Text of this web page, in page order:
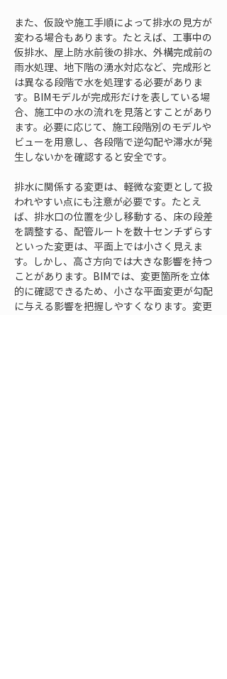
また、仮設や施工手順によって排水の見方が
変わる場合もあります。たとえば、工事中の
仮排水、屋上防水前後の排水、外構完成前の
雨水処理、地下階の湧水対応など、完成形と
は異なる段階で水を処理する必要がありま
す。BIMモデルが完成形だけを表している場
合、施工中の水の流れを見落とすことがあり
ます。必要に応じて、施工段階別のモデルや
ビューを用意し、各段階で逆勾配や滞水が発
生しないかを確認すると安全です。
排水に関係する変更は、軽微な変更として扱
われやすい点にも注意が必要です。たとえ
ば、排水口の位置を少し移動する、床の段差
を調整する、配管ルートを数十センチずらす
といった変更は、平面上では小さく見えま
す。しかし、高さ方向では大きな影響を持つ
ことがあります。BIMでは、変更箇所を立体
的に確認できるため、小さな平面変更が勾配
に与える影響を把握しやすくなります。変更